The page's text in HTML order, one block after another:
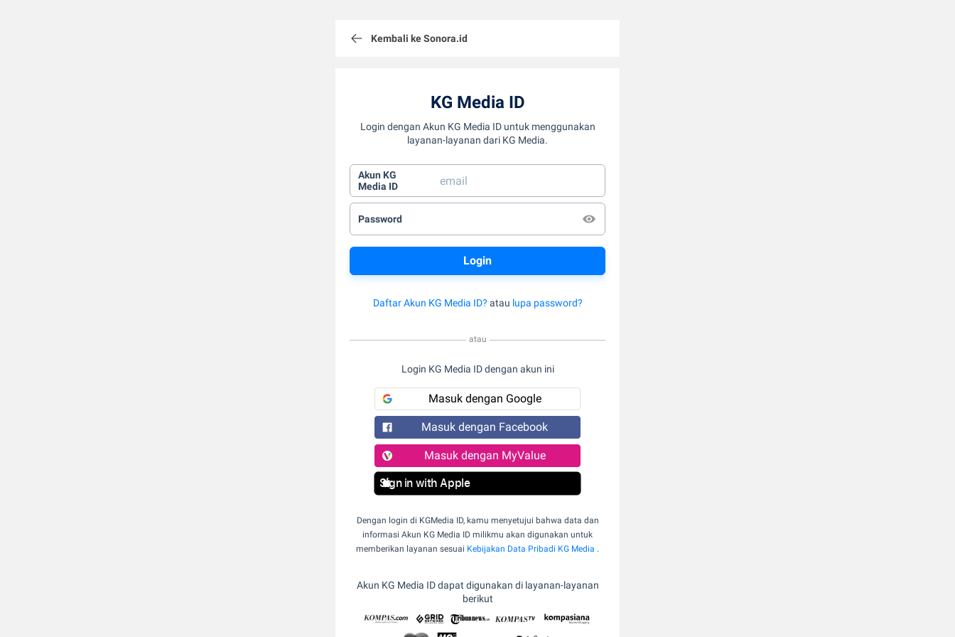
Kembali ke Sonora.id
KG Media ID
Login dengan Akun KG Media ID untuk menggunakan
layanan-layanan dari KG Media.
Akun KG
Media ID
Password
Daftar Akun KG Media ID? atau lupa password?
atau
Login KG Media ID dengan akun ini
Masuk dengan Google
Masuk dengan Facebook
Masuk dengan MyValue
Sign in with Apple
Dengan login di KGMedia ID, kamu menyetujui bahwa data dan
informasi Akun KG Media ID milikmu akan digunakan untuk
memberikan layanan sesuai Kebijakan Data Pribadi KG Media .
Akun KG Media ID dapat digunakan di layanan-layanan
berikut